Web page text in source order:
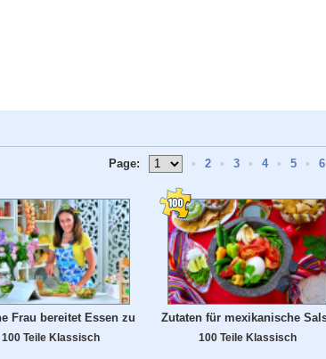
Page: • 2 • 3 • 4 • 5 • 6
Frau bereitet Essen zu
100 Teile Klassisch
Zutaten für mexikanische
100 Teile Klassisch